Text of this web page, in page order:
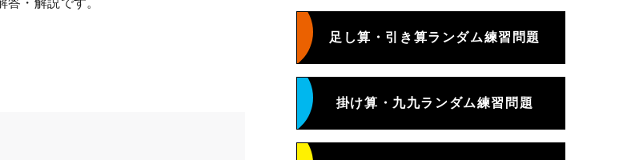
・解説です。
足し算・引き算ランダム練習問題
掛け算・九九ランダム練習問題